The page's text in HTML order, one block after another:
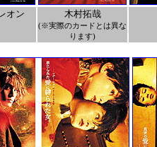
オン 木村拓哉
(※実際のカードとは異な
ります)